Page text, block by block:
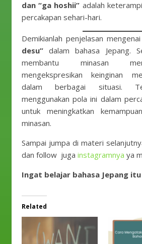
dan “ga hoshii” adalah
percakapan sehari-hari.
Demikianlah penjelasan
desu” dalam bahasa Jepang.
membantu minasan
mengekspresikan keinginan
dalam berbagai situasi.
menggunakan pola ini dalam
untuk meningkatkan
minasan.
Sampai jumpa di materi
dan follow juga instagramnya ya
Ingat belajar bahasa Jepang
Related